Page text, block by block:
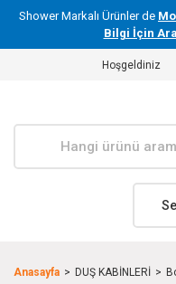
Shower Markalı Ürünler de
Bilgi İçin
Hoşgeldiniz
Anasayfa DUŞ KABİNLERİ